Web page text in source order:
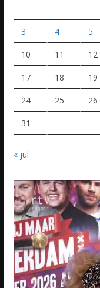
3 4 5
10 11 12
17 18 19
24 25 26
31
« jul